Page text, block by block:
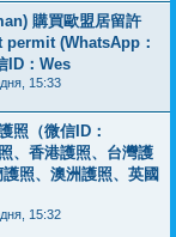
購買歐盟居留許
(WhatsApp：
ID：Wes
15:33
照（微信ID：
、香港護照、台灣護
照、澳洲護照、英國
15:32